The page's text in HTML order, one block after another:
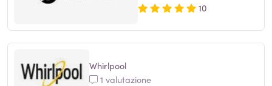
10
Whirlpool
1 valutazione